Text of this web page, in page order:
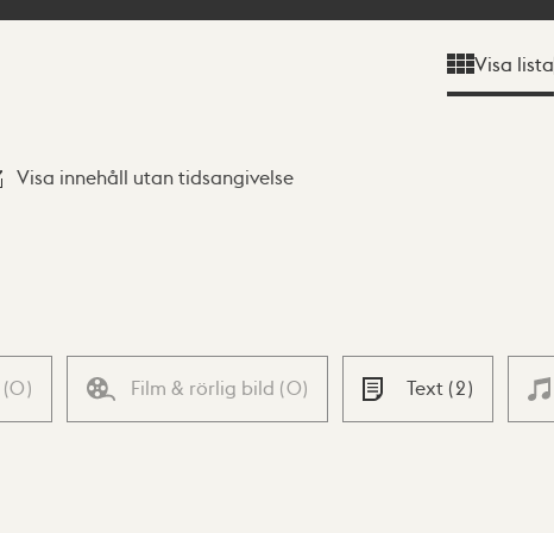
Visa lista
Visa innehåll utan tidsangivelse
(0) Film & rörlig bild (0) Text (2)